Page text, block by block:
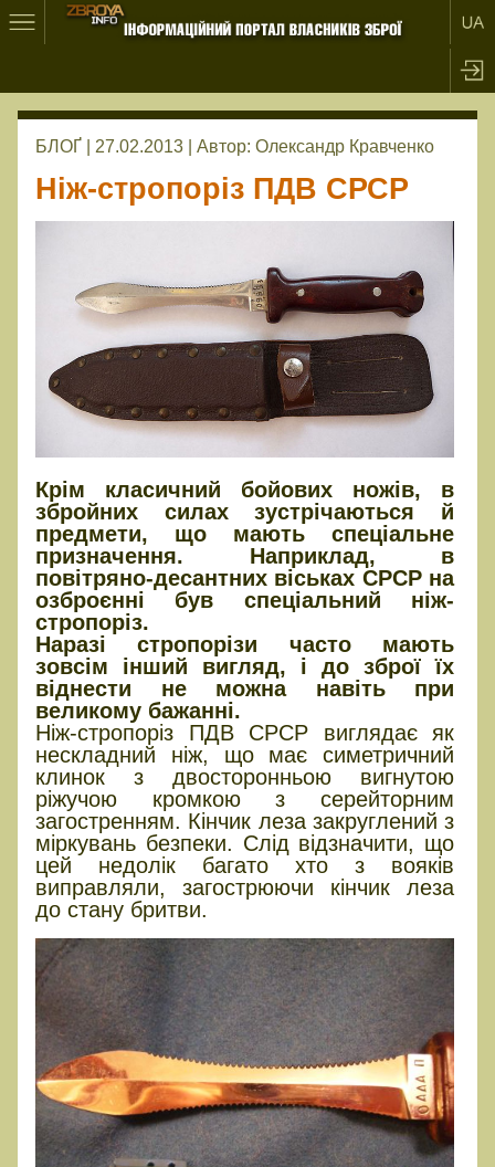
БЛОҐ | 27.02.2013 | Автор: Олександр Кравченко
Ніж-стропоріз ПДВ СРСР
Крім класичний бойових ножів, в
збройних силах зустрічаються й
предмети, що мають спеціальне
призначення. Наприклад, в
повітряно-десантних віськах СРСР на
озброєнні був спеціальний ніж-
стропоріз.
Наразі стропорізи часто мають
зовсім інший вигляд, і до зброї їх
віднести не можна навіть при
великому бажанні.
Ніж-стропоріз ПДВ СРСР виглядає як
нескладний ніж, що має симетричний
клинок з двосторонньою вигнутою
ріжучою кромкою з серейторним
загостренням. Кінчик леза закруглений з
міркувань безпеки. Слід відзначити, що
цей недолік багато хто з вояків
виправляли, загострюючи кінчик леза
до стану бритви.